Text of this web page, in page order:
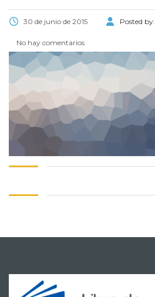
30 de junio de 2015 Posted by:
No hay comentarios